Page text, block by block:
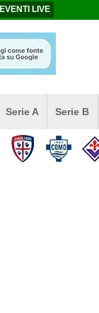
EVENTI LIVE
Serie A Serie B